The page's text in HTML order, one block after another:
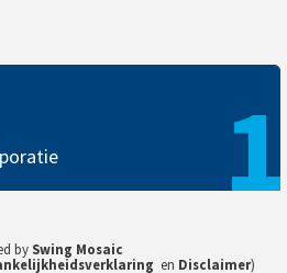
1
by Swing Mosaic
en Disclaimer)